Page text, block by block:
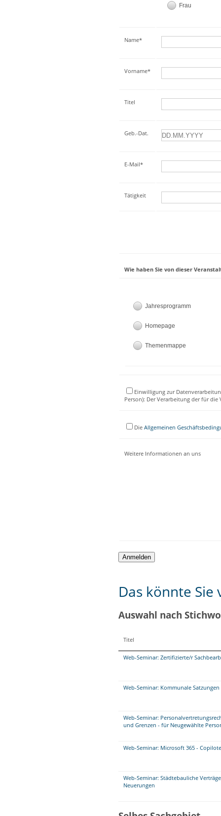
Frau
Name*
Vorname*
Titel
Geb.-Dat.
E-Mail*
Tätigkeit
Wie haben Sie von dieser
Jahresprogramm
Homepage
Themenmappe
Einwilligung zur
Person): Der Verarbeitung der für
Die Allgemeinen
Weitere Informationen an uns
Das könnte
Auswahl nach
Titel
Web-Seminar: Zertifizierte/r
Web-Seminar: Kommunale
Web-Seminar:
und Grenzen - für Neugewählte
Web-Seminar: Microsoft 365 -
Web-Seminar: Städtebauliche
Neuerungen